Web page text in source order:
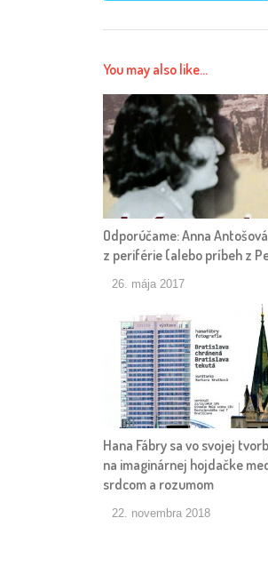
You may also like...
Odporúčame: Anna
z periférie (alebo príbeh z
26. mája 2017
Hana Fábry sa vo svojej
na imaginárnej hojdačke
srdcom a rozumom
22. novembra 2018